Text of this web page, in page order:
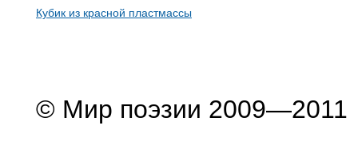
Кубик из красной пластмассы
© Мир поэзии 2009—2011